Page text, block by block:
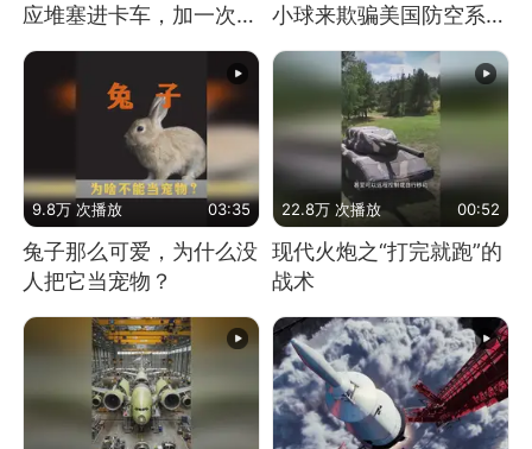
应堆塞进卡车，加一次燃
料能跑几十年
小球来欺骗美国防空系统
的
9.8万 次播放 03:35
兔子那么可爱，为什么没
人把它当宠物？
22.8万 次播放 00:52
现代火炮之“打完就跑”的
战术